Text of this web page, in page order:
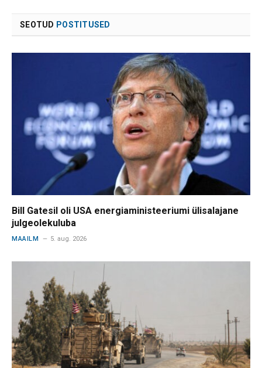
SEOTUD POSTITUSED
Bill Gatesil oli USA energiaministeeriumi ülisalajane
julgeolekuluba
MAAILM 5. aug. 2026